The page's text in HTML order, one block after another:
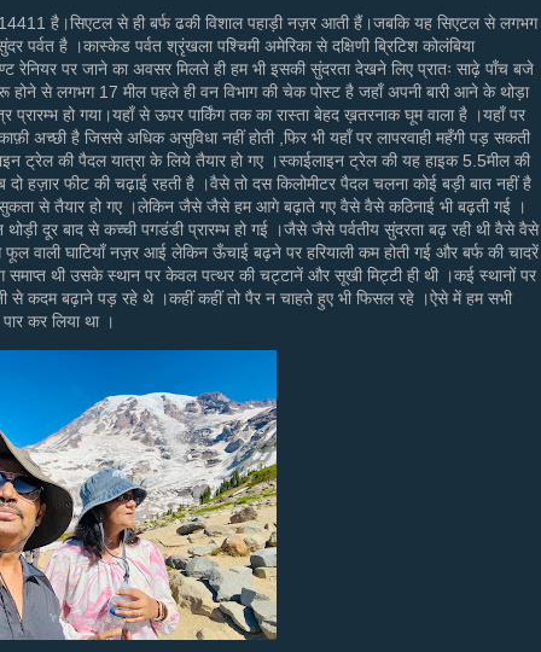
है।सिएटल से ही बर्फ ढकी विशाल पहाड़ी नज़र आती हैं।जबकि यह सिएटल से लगभग
है ।कास्केड पर्वत श्रृंखला पश्चिमी अमेरिका से दक्षिणी ब्रिटिश कोलंबिया
रेनियर पर जाने का अवसर मिलते ही हम भी इसकी सुंदरता देखने लिए प्रातः साढ़े पाँच बजे
शुरू होने से लगभग 17 मील पहले ही वन विभाग की चेक पोस्ट है जहाँ अपनी बारी आने के थोड़ा
हो गया।यहाँ से ऊपर पार्किंग तक का रास्ता बेहद ख़तरनाक घूम वाला है ।यहाँ पर
अच्छी है जिससे अधिक असुविधा नहीं होती ,फिर भी यहाँ पर लापरवाही महँगी पड़ सकती
ट्रेल की पैदल यात्रा के लिये तैयार हो गए ।स्काईलाइन ट्रेल की यह हाइक 5.5मील की
दो हज़ार फीट की चढ़ाई रहती है ।वैसे तो दस किलोमीटर पैदल चलना कोई बड़ी बात नहीं है
से तैयार हो गए ।लेकिन जैसे जैसे हम आगे बढ़ाते गए वैसे वैसे कठिनाई भी बढ़ती गई ।
दूर बाद से कच्ची पगडंडी प्रारम्भ हो गई ।जैसे जैसे पर्वतीय सुंदरता बढ़ रही थी वैसे वैसे
वाली घाटियाँ नज़र आई लेकिन ऊँचाई बढ़ने पर हरियाली कम होती गई और बर्फ की चादरें
समाप्त थी उसके स्थान पर केवल पत्थर की चट्टानें और सूखी मिट्टी ही थी ।कई स्थानों पर
से कदम बढ़ाने पड़ रहे थे ।कहीं कहीं तो पैर न चाहते हुए भी फिसल रहे ।ऐसे में हम सभी
कर लिया था ।